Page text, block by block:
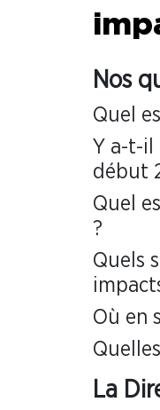
Nos
Quel
Y a-t-il
début
Quel
?
Quels
Où en
La